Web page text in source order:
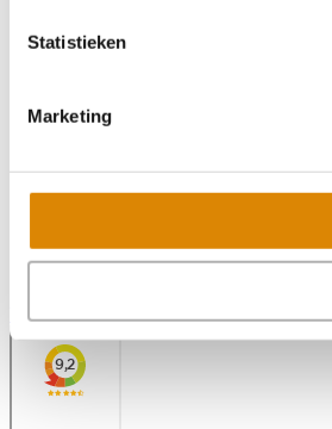
Statistieken
Marketing
Veelgestelde vragen